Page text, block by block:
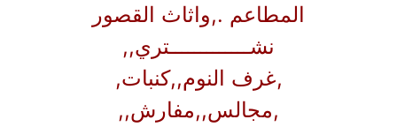
المطاعم .,واثاث القصور
نشـــــــــــــتري,,
,غرف النوم,,كنبات,
,مجالس,,مفارش,,